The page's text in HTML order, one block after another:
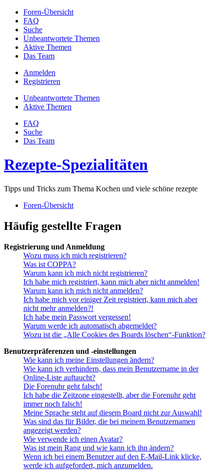
Foren-Übersicht
FAQ
Suche
Unbeantwortete Themen
Aktive Themen
Das Team
Anmelden
Registrieren
Unbeantwortete Themen
Aktive Themen
FAQ
Suche
Das Team
Rezepte-Spezialitäten
Tipps und Tricks zum Thema Kochen und viele schöne rezepte
Foren-Übersicht
Häufig gestellte Fragen
Registrierung und Anmeldung
Wozu muss ich mich registrieren?
Was ist COPPA?
Warum kann ich mich nicht registrieren?
Ich habe mich registriert, kann mich aber nicht anmelden!
Warum kann ich mich nicht anmelden?
Ich habe mich vor einiger Zeit registriert, kann mich aber
nicht mehr anmelden?!
Ich habe mein Passwort vergessen!
Warum werde ich automatisch abgemeldet?
Wozu ist die „Alle Cookies des Boards löschen“-Funktion?
Benutzerpräferenzen und -einstellungen
Wie kann ich meine Einstellungen ändern?
Wie kann ich verhindern, dass mein Benutzername in der
Online-Liste auftaucht?
Die Forenuhr geht falsch!
Ich habe die Zeitzone eingestellt, aber die Forenuhr geht
immer noch falsch!
Meine Sprache steht auf diesem Board nicht zur Auswahl!
Was sind das für Bilder, die bei meinem Benutzernamen
angezeigt werden?
Wie verwende ich einen Avatar?
Was ist mein Rang und wie kann ich ihn ändern?
Wenn ich bei einem Benutzer auf den E-Mail-Link klicke,
werde ich aufgefordert, mich anzumelden.